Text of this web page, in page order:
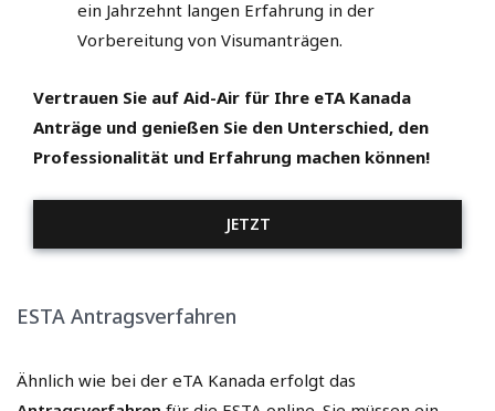
ein Jahrzehnt langen Erfahrung in der
Vorbereitung von Visumanträgen.
Vertrauen Sie auf Aid-Air für Ihre eTA Kanada
Anträge und genießen Sie den Unterschied, den
Professionalität und Erfahrung machen können!
JETZT
ESTA Antragsverfahren
Ähnlich wie bei der eTA Kanada erfolgt das